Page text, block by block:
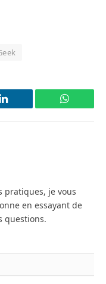
LinkedIn
pratiques, je vous
en essayant de
questions.